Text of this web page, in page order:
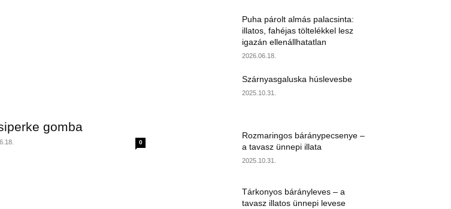
gomba
0
Puha párolt almás palacsinta:
illatos, fahéjas töltelékkel lesz
igazán ellenállhatatlan
2026.06.18.
Szárnyasgaluska húslevesbe
2025.10.31.
Rozmaringos báránypecsenye –
a tavasz ünnepi illata
2025.10.31.
Tárkonyos bárányleves – a
tavasz illatos ünnepi levese